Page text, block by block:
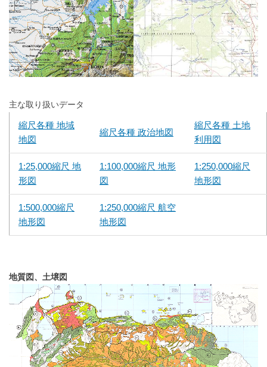
主な取り扱いデータ
縮尺各種 地域
地図
縮尺各種 政治地図
縮尺各種 土地
利用図
1:25,000縮尺 地
形図
1:100,000縮尺 地形
図
1:250,000縮尺
地形図
1:500,000縮尺
地形図
1:250,000縮尺 航空
地形図
地質図、土壌図